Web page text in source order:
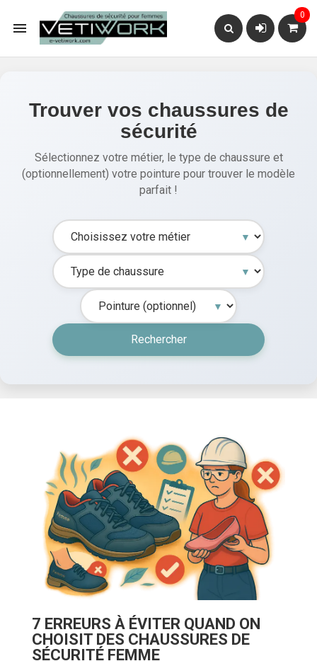

0
Trouver vos chaussures de
sécurité
Sélectionnez votre métier, le type de chaussure et
(optionnellement) votre pointure pour trouver le modèle
parfait !
Rechercher
7 ERREURS À ÉVITER QUAND ON
CHOISIT DES CHAUSSURES DE
SÉCURITÉ FEMME